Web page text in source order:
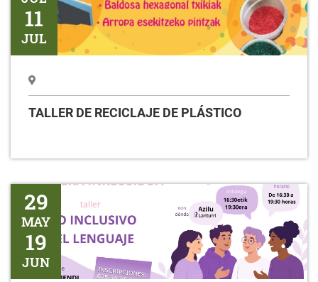
11
JUL
TALLER DE RECICLAJE DE PLÁSTICO
Taller USO INCLUSIVO DEL LENGUAJE
29
MAY
19
JUN